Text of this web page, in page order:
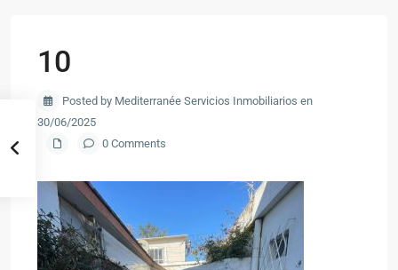
10
Posted by Mediterranée Servicios Inmobiliarios en
30/06/2025
0 Comments